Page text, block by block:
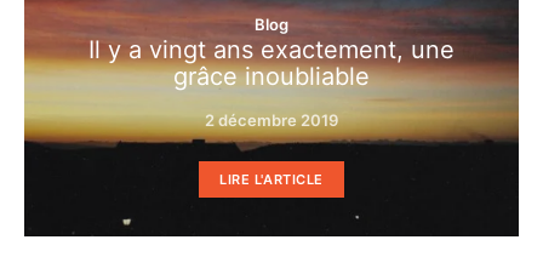
Blog
Il y a vingt ans exactement, une
grâce inoubliable
2 décembre 2019
LIRE L'ARTICLE